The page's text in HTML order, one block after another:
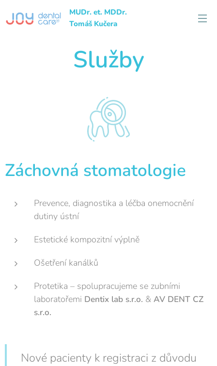
MUDr. et. MDDr.
Tomáš Kučera
Služby
Záchovná stomatologie
Prevence, diagnostika a léčba onemocnění
dutiny ústní
Estetické kompozitní výplně
Ošetření kanálků
Protetika – spolupracujeme se zubními
laboratořemi Dentix lab s.r.o. & AV DENT CZ
s.r.o.
Nové pacienty k registraci z důvodu